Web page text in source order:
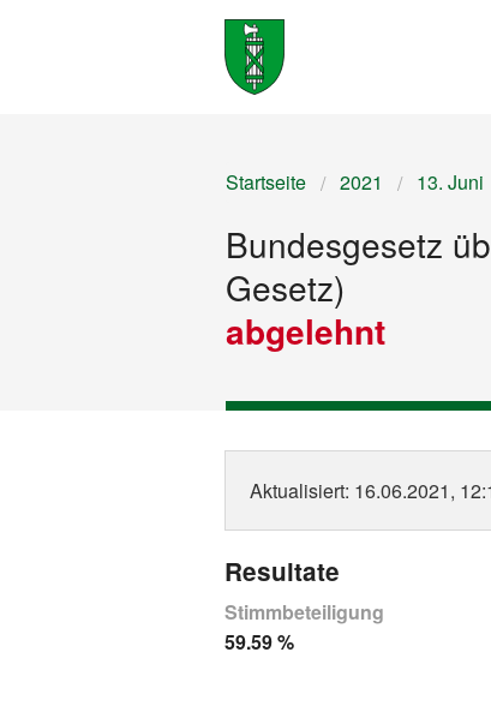
Startseite 2021 13. Juni
Bundesgesetz
Gesetz)
abgelehnt
Aktualisiert: 16.06.2021,
Resultate
Stimmbeteiligung
59.59 %